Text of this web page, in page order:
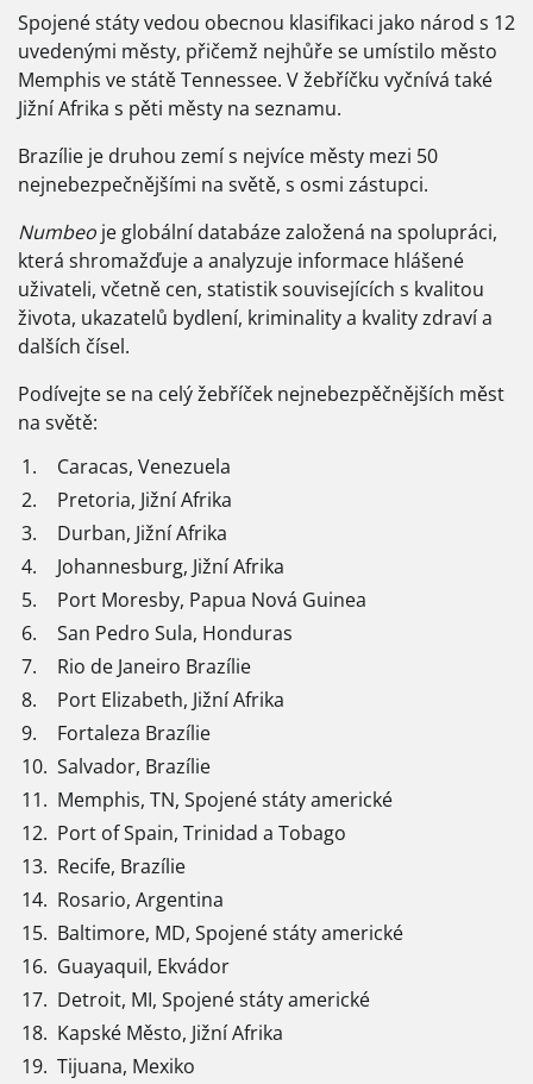
Spojené státy vedou obecnou klasifikaci jako národ s 12
uvedenými městy, přičemž nejhůře se umístilo město
Memphis ve státě Tennessee. V žebříčku vyčnívá také
Jižní Afrika s pěti městy na seznamu.
Brazílie je druhou zemí s nejvíce městy mezi 50
nejnebezpečnějšími na světě, s osmi zástupci.
Numbeo je globální databáze založená na spolupráci,
která shromažďuje a analyzuje informace hlášené
uživateli, včetně cen, statistik souvisejících s kvalitou
života, ukazatelů bydlení, kriminality a kvality zdraví a
dalších čísel.
Podívejte se na celý žebříček nejnebezpěčnějších měst
na světě:
1.
Caracas, Venezuela
2.
Pretoria, Jižní Afrika
3.
Durban, Jižní Afrika
4.
Johannesburg, Jižní Afrika
5.
Port Moresby, Papua Nová Guinea
6.
San Pedro Sula, Honduras
7.
Rio de Janeiro Brazílie
8.
Port Elizabeth, Jižní Afrika
9.
Fortaleza Brazílie
10. Salvador, Brazílie
11. Memphis, TN, Spojené státy americké
12. Port of Spain, Trinidad a Tobago
13. Recife, Brazílie
14. Rosario, Argentina
15. Baltimore, MD, Spojené státy americké
16. Guayaquil, Ekvádor
17. Detroit, MI, Spojené státy americké
18. Kapské Město, Jižní Afrika
19. Tijuana, Mexiko